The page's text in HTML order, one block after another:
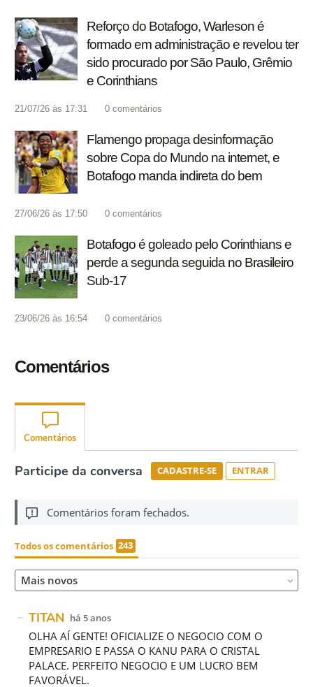
Reforço do Botafogo, Warleson é
formado em administração e revelou ter
sido procurado por São Paulo, Grêmio
e Corinthians
21/07/26 às 17:31 0 comentários
Flamengo propaga desinformação
sobre Copa do Mundo na internet, e
Botafogo manda indireta do bem
27/06/26 às 17:50 0 comentários
Botafogo é goleado pelo Corinthians e
perde a segunda seguida no Brasileiro
Sub-17
23/06/26 às 16:54 0 comentários
Comentários